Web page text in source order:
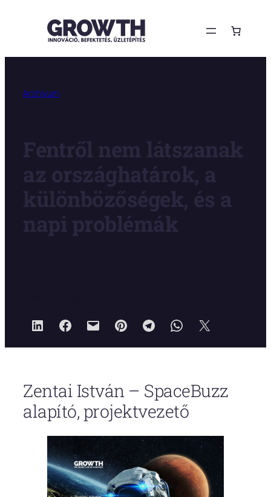
tartalomhoz
Archívum
Fentről nem látszanak
az országhatárok, a
különbözőségek, és a
napi problémák
Zentai István – SpaceBuzz
alapító, projektvezető